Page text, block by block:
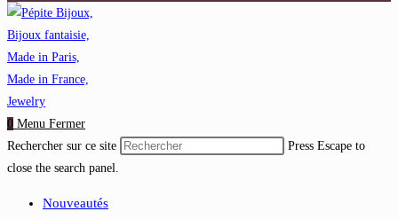
0 Menu Fermer
Rechercher sur ce site
Press Escape to
close the search panel.
Nouveautés